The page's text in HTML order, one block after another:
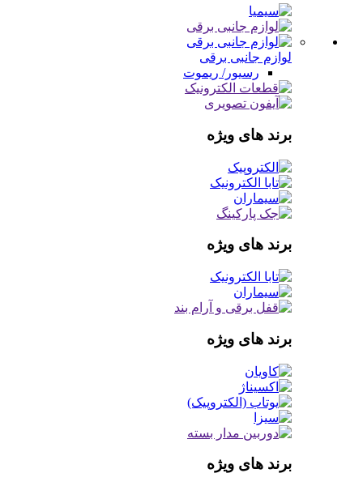
لوازم جانبی برقی
رسیور/ ریموت
برند های ویژه
برند های ویژه
برند های ویژه
برند های ویژه